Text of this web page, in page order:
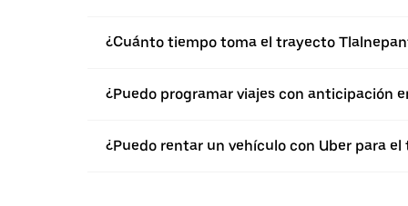
¿Cuánto tiempo toma el trayecto
¿Puedo programar viajes con anticipación
¿Puedo rentar un vehículo con Uber para